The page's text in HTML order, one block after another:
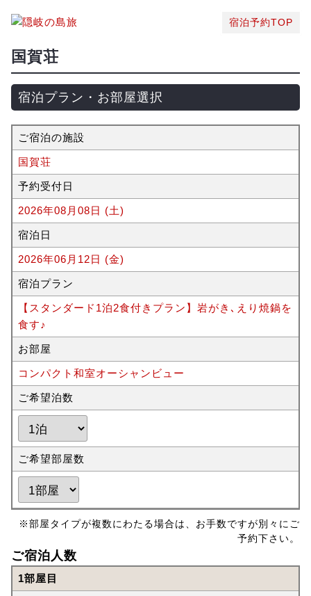
宿泊予約TOP
国賀荘
宿泊プラン・お部屋選択
ご宿泊の施設
国賀荘
予約受付日
2026年08月08日 (土)
宿泊日
2026年06月12日 (金)
宿泊プラン
【スタンダード1泊2食付きプラン】岩がき､えり焼鍋を
食す♪
お部屋
コンパクト和室オーシャンビュー
ご希望泊数
ご希望部屋数
※部屋タイプが複数にわたる場合は、お手数ですが別々にご
予約下さい。
ご宿泊人数
1部屋目